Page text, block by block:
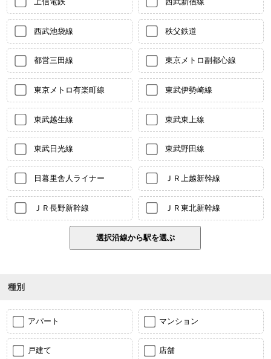
西武池袋線 秩父鉄道
都営三田線 東京メトロ副都心線
東京メトロ有楽町線 東武伊勢崎線
東武越生線 東武東上線
東武日光線 東武野田線
日暮里舎人ライナー ＪＲ上越新幹線
ＪＲ長野新幹線 ＪＲ東北新幹線
種別
アパート マンション
戸建て 店舗